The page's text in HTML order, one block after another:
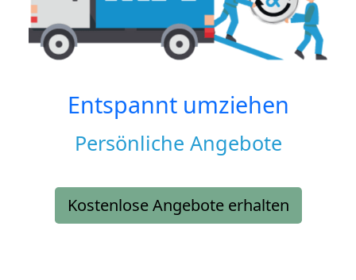
Entspannt umziehen
Persönliche Angebote
Kostenlose Angebote erhalten